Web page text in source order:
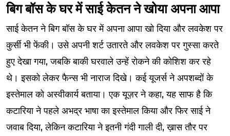
बिग बॉस के घर में साई केतन ने खोया अपना आपा
साई केतन ने बिग बॉस के घर में अपना आपा खो दिया और लवकेश पर
कुर्सी भी फेंकी। उसे अपनी शर्ट उतारते और लवकेश पर गुस्सा करते
हुए देखा गया, जबकि बाकी घरवाले उन्हें रोकने की कोशिश कर रहे
थे। इसको लेकर फैन्स भी नाराज दिखे। कई यूजर्स ने अपशब्दों के
इस्तेमाल को अस्वीकार्य बताया। एक यूज़र ने कहा, यह साफ है कि
कटारिया ने पहले अभद्र भाषा का इस्तेमाल किया और फिर साई ने
जवाब दिया, लेकिन कटारिया ने इतनी गंदी गाली दी, ख़ास तौर पर